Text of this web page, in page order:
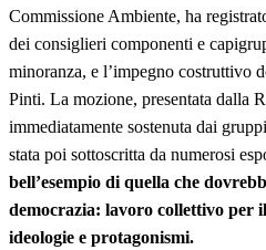
Commissione Ambiente, ha
dei consiglieri componenti e
minoranza, e l’impegno costruttivo
Pinti. La mozione, presentata dalla
immediatamente sostenuta dai
stata poi sottoscritta da numerosi
bell’esempio di quella che
democrazia: lavoro collettivo per
ideologie e protagonismi.